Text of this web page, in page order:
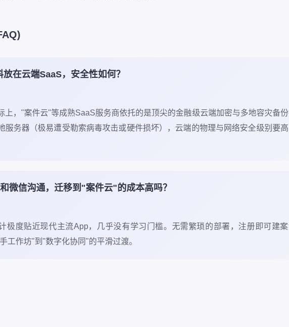
在云端SaaS，安全性如何？
上，"案件云"等成熟SaaS服务商依托的是顶尖的金融级云端加密与多地容灾备
服务器（极易遭受勒索病毒攻击或硬件损坏），云端的物理与网络安全级别要
微信沟通，迁移到"案件云"的成本高吗？
极度贴近现代主流App，几乎没有学习门槛。无需繁琐的部署，注册即可建
工作坊"到"数字化协同"的平滑过渡。